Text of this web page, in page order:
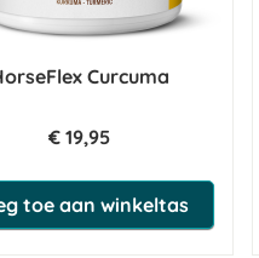
Curcuma
€ 19,95
toe aan winkeltas